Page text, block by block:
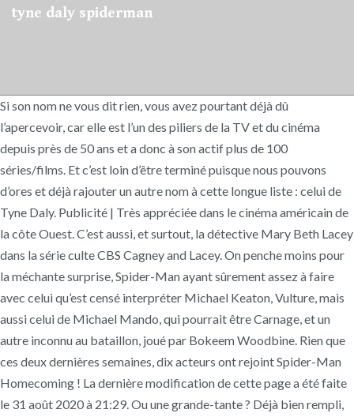
tyne daly spiderman
Si son nom ne vous dit rien, vous avez pourtant déjà dû
l’apercevoir, car elle est l’un des piliers de la TV et du cinéma
depuis près de 50 ans et a donc à son actif plus de 100
séries/films. Et c’est loin d’être terminé puisque nous pouvons
d’ores et déjà rajouter un autre nom à cette longue liste : celui de
Tyne Daly. Publicité | Très appréciée dans le cinéma américain de
la côte Ouest. C’est aussi, et surtout, la détective Mary Beth Lacey
dans la série culte CBS Cagney and Lacey. On penche moins pour
la méchante surprise, Spider-Man ayant sûrement assez à faire
avec celui qu’est censé interpréter Michael Keaton, Vulture, mais
aussi celui de Michael Mando, qui pourrait être Carnage, et un
autre inconnu au bataillon, joué par Bokeem Woodbine. Rien que
ces deux dernières semaines, dix acteurs ont rejoint Spider-Man
Homecoming ! La dernière modification de cette page a été faite
le 31 août 2020 à 21:29. Ou une grande-tante ? Déjà bien rempli,